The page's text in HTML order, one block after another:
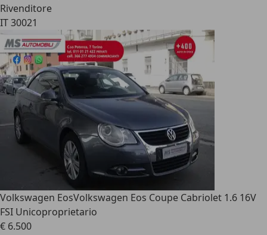
Rivenditore
IT 30021
Volkswagen EosVolkswagen Eos Coupe Cabriolet 1.6 16V
FSI Unicoproprietario
€ 6.500